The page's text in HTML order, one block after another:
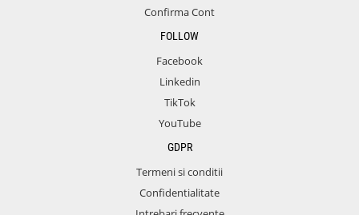
Confirma Cont
FOLLOW
Facebook
Linkedin
TikTok
YouTube
GDPR
Termeni si conditii
Confidentialitate